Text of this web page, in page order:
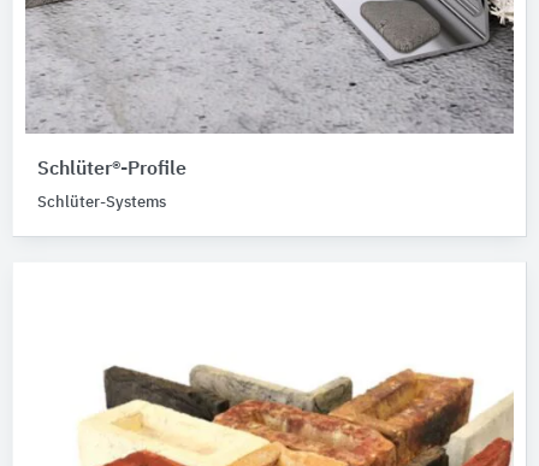
Schlüter®-Profile
Schlüter-Systems